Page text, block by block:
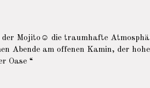
der Mojito☺ die traumhafte
Abende am offenen Kamin, der
Oase “